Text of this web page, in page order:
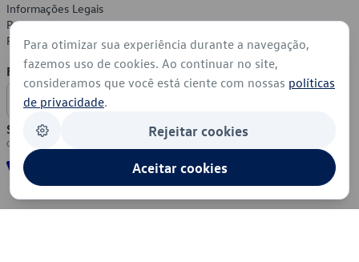
Informações Legais
Política de Privacidade
Política de Cookies
Formas de Pagamento
Segurança
Para otimizar sua experiência durante a navegação,
fazemos uso de cookies. Ao continuar no site,
consideramos que você está ciente com nossas políticas
de privacidade.
Rejeitar cookies
Aceitar cookies